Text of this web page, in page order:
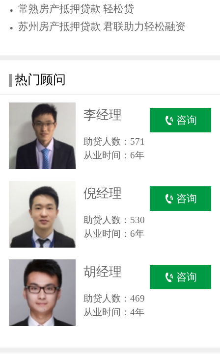
常熟房产抵押贷款 轻松贷
苏州房产抵押贷款 君联助力轻松融资
热门顾问
李经理
助贷人数：571
从业时间：6年
咨询
倪经理
助贷人数：530
从业时间：6年
咨询
胡经理
助贷人数：469
从业时间：4年
咨询